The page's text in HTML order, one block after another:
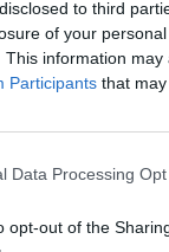
to third
of your
This information
Participants that
Data Processing
opt-out of the
"taikiam